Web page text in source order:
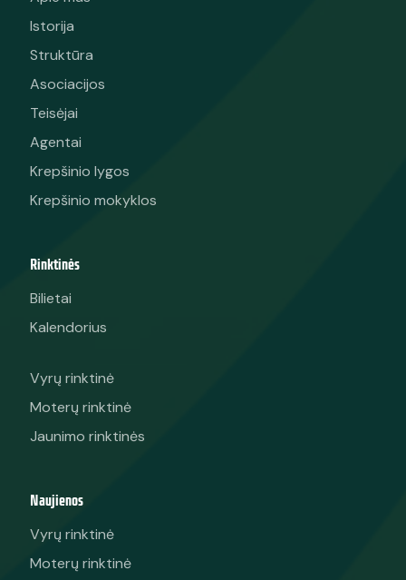
Istorija
Struktūra
Asociacijos
Teisėjai
Agentai
Krepšinio lygos
Krepšinio mokyklos
Rinktinės
Bilietai
Kalendorius
Vyrų rinktinė
Moterų rinktinė
Jaunimo rinktinės
Naujienos
Vyrų rinktinė
Moterų rinktinė